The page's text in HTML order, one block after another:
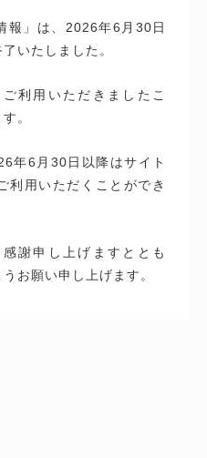
報」は、2026年6月30日
いたしました。
利用いただきましたこ
。
年6月30日以降はサイト
利用いただくことができ
謝申し上げますととも
お願い申し上げます。